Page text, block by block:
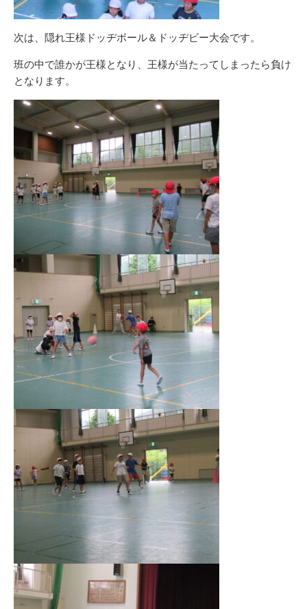
次は、隠れ王様ドッヂボール＆ドッヂビー大会です。
班の中で誰かが王様となり、王様が当たってしまったら負け
となります。